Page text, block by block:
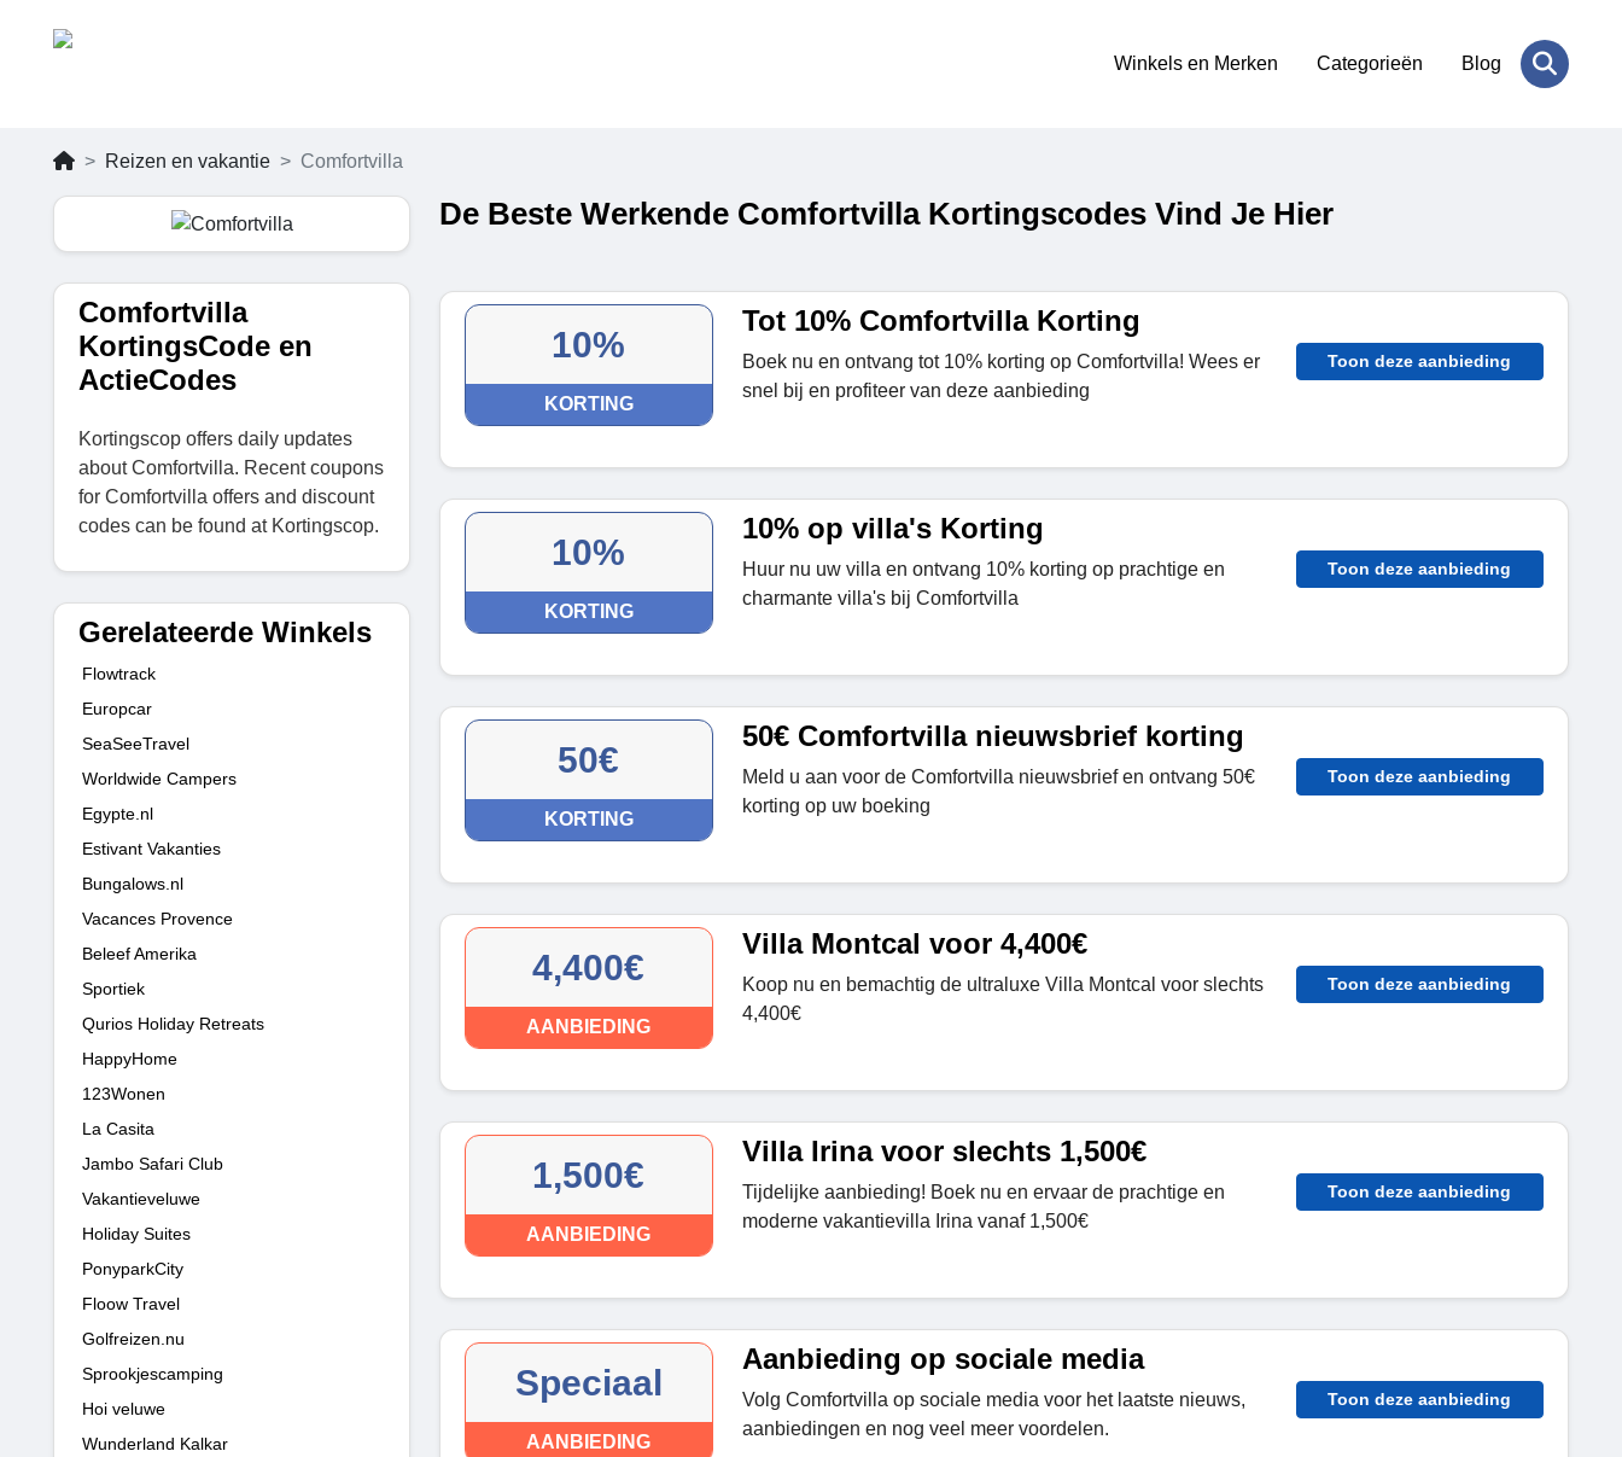
Winkels en Merken Categorieën Blog
Reizen en vakantie Comfortvilla
Comfortvilla
KortingsCode en
ActieCodes
Kortingscop offers daily updates
about Comfortvilla. Recent coupons
for Comfortvilla offers and discount
codes can be found at Kortingscop.
Gerelateerde Winkels
Flowtrack
Europcar
SeaSeeTravel
Worldwide Campers
Egypte.nl
Estivant Vakanties
Bungalows.nl
Vacances Provence
Beleef Amerika
Sportiek
Qurios Holiday Retreats
HappyHome
123Wonen
La Casita
Jambo Safari Club
Vakantieveluwe
Holiday Suites
PonyparkCity
Floow Travel
Golfreizen.nu
Sprookjescamping
Hoi veluwe
Wunderland Kalkar
De Beste Werkende Comfortvilla Kortingscodes Vind Je Hier
10%
KORTING
Tot 10% Comfortvilla Korting
Boek nu en ontvang tot 10% korting op Comfortvilla! Wees er
snel bij en profiteer van deze aanbieding
Toon deze aanbieding
10%
KORTING
10% op villa's Korting
Huur nu uw villa en ontvang 10% korting op prachtige en
charmante villa's bij Comfortvilla
Toon deze aanbieding
50€
KORTING
50€ Comfortvilla nieuwsbrief korting
Meld u aan voor de Comfortvilla nieuwsbrief en ontvang 50€
korting op uw boeking
Toon deze aanbieding
4,400€
AANBIEDING
Villa Montcal voor 4,400€
Koop nu en bemachtig de ultraluxe Villa Montcal voor slechts
4,400€
Toon deze aanbieding
1,500€
AANBIEDING
Villa Irina voor slechts 1,500€
Tijdelijke aanbieding! Boek nu en ervaar de prachtige en
moderne vakantievilla Irina vanaf 1,500€
Toon deze aanbieding
Speciaal
AANBIEDING
Aanbieding op sociale media
Volg Comfortvilla op sociale media voor het laatste nieuws,
aanbiedingen en nog veel meer voordelen.
Toon deze aanbieding